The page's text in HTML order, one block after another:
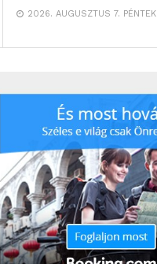
2026. AUGUSZTUS 7. PÉNTEK